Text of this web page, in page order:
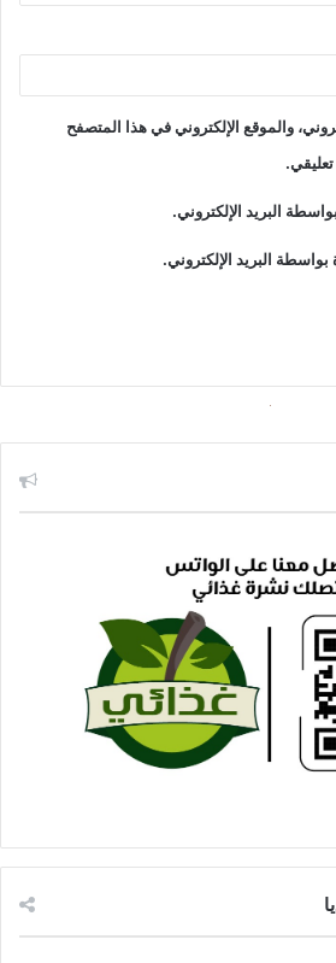
والموقع الإلكتروني في هذا المتصفح
البريد الإلكتروني.
البريد الإلكتروني.